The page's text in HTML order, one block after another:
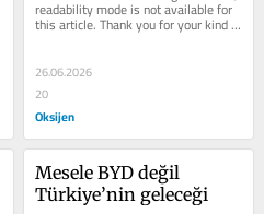
readability mode is not available for
this article. Thank you for your kind
26.06.2026
20
Oksijen
Mesele BYD değil
Türkiye’nin geleceği